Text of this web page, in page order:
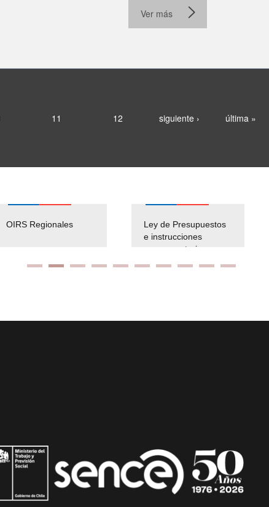
Ver más
11 12 siguiente › última »
OIRS Regionales
Ley de Presupuestos
e instrucciones
presuspuetarias